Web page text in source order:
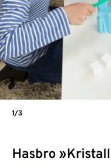
Hasbro
1/3